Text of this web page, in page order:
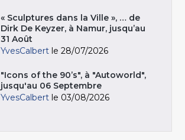
« Sculptures dans la Ville », … de
Dirk De Keyzer, à Namur, jusqu’au
31 Août
YvesCalbert le 28/07/2026
"Icons of the 90’s", à "Autoworld",
jusqu'au 06 Septembre
YvesCalbert le 03/08/2026